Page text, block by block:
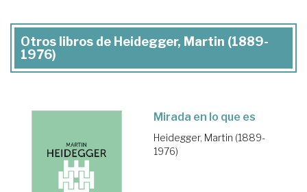
Otros libros de Heidegger, Martin (1889-
1976)
Mirada en lo que es
Heidegger, Martin (1889-
1976)